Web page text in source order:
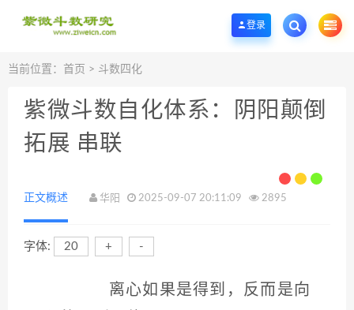
欢迎您光临紫微斗数学堂，一个优质的紫微斗数研究学习基地。
登录
当前位置： 首页 > 斗数四化
紫微斗数自化体系：阴阳颠倒
拓展 串联
正文概述 华阳 2025-09-07 20:11:09 2895
字体: 20 + -
离心如果是得到，反而是向